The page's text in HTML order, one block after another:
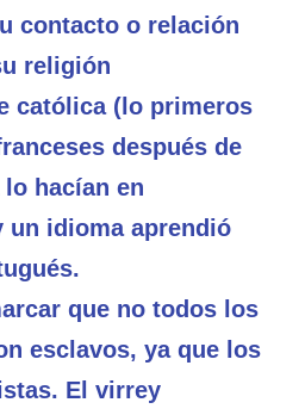
contacto o relación
religión
católica (lo primeros
después de
lo hacían en
un idioma aprendió
que no todos los
esclavos, ya que los
El virrey